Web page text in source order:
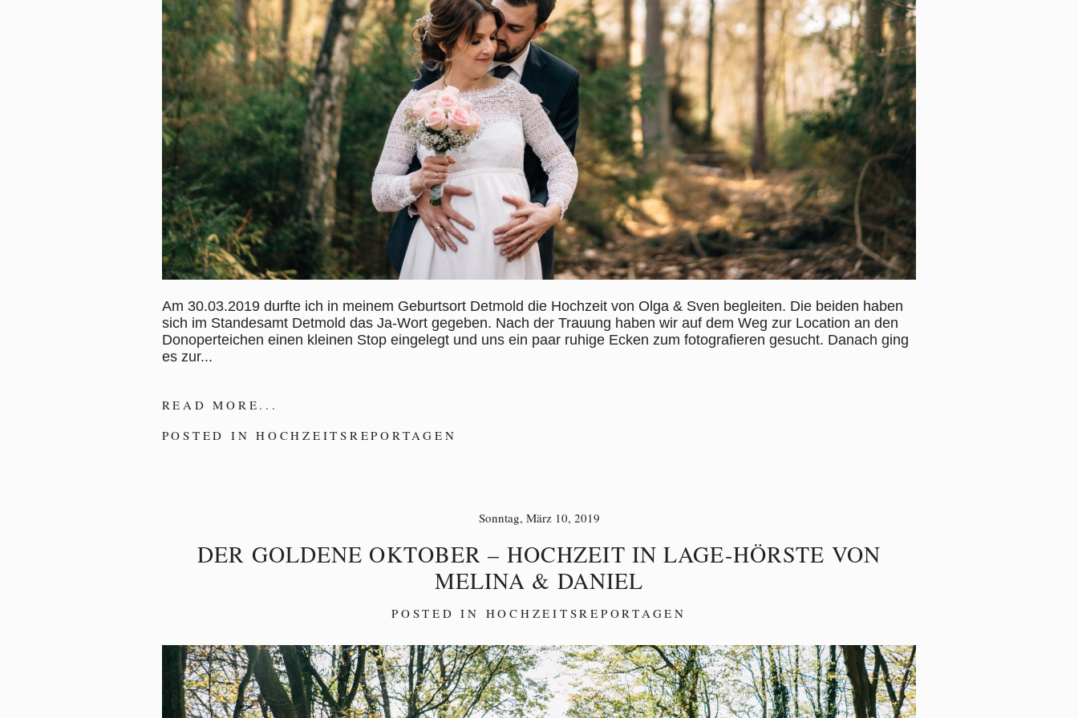
Am 30.03.2019 durfte ich in meinem Geburtsort Detmold die Hochzeit von Olga & Sven begleiten. Die beiden haben
sich im Standesamt Detmold das Ja-Wort gegeben. Nach der Trauung haben wir auf dem Weg zur Location an den
Donoperteichen einen kleinen Stop eingelegt und uns ein paar ruhige Ecken zum fotografieren gesucht. Danach ging
es zur...
READ MORE...
POSTED INHOCHZEITSREPORTAGEN
Sonntag, März 10, 2019
DER GOLDENE OKTOBER – HOCHZEIT IN LAGE-HÖRSTE VON
MELINA & DANIEL
POSTED IN HOCHZEITSREPORTAGEN